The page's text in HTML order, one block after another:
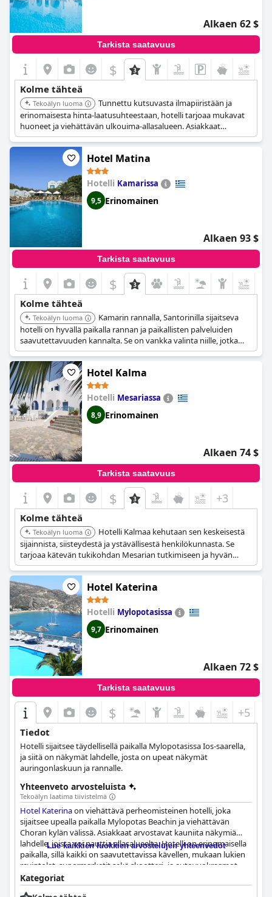
Alkaen 62 $
Tarkista saatavuus
$
Kolme tähteä
Tekoälyn luoma
Tunnettu kutsuvasta ilmapiiristään ja
erinomaisesta hinta-laatusuhteestaan, hotelli tarjoaa mukavat
huoneet ja viehättävän ulkouima-allasalueen. Asiakkaat
arvostavat huomaavaista palvelua ja puhtaita tiloja.
Hotel Matina
Hotelli Kamarissa
9,5 Erinomainen
Alkaen 93 $
Tarkista saatavuus
$
Kolme tähteä
Tekoälyn luoma
Kamarin rannalla, Santorinilla sijaitseva
hotelli on hyvällä paikalla rannan ja paikallisten palveluiden
saavutettavuuden kannalta. Se on vankka valinta niille, jotka
haluavat nauttia rannasta ja paikallisista nähtävyyksistä.
Hotel Kalma
Hotelli Mesariassa
8,9 Erinomainen
Alkaen 74 $
Tarkista saatavuus
$ +3
Kolme tähteä
Tekoälyn luoma
Hotelli Kalmaa kehutaan sen keskeisestä
sijainnista, siisteydestä ja ystävällisestä henkilökunnasta. Se
tarjoaa kätevän tukikohdan Mesarian tutkimiseen ja hyvän
vastineen hinnalleen.
Hotel Katerina
Hotelli Mylopotasissa
9,7 Erinomainen
Alkaen 72 $
Tarkista saatavuus
$ +5
Tiedot
Hotelli sijaitsee täydellisellä paikalla Mylopotasissa Ios-saarella,
ja siitä on näkymät lahdelle, josta on upeat näkymät
auringonlaskuun ja rannalle.
Yhteenveto arvosteluista
Tekoälyn laatima tiivistelmä
Hotel Katerinaon viehättävä perheomisteinen hotelli, joka
sijaitsee upealla paikalla Mylopotas Beachin ja viehättävän
Choran kylän välissä. Asiakkaat arvostavat kauniita näkymiä
lahdelle, joista voi nauttia allasalueelta. Hotelli on erinomaisella
paikalla, sillä kaikki on saavutettavissa kävellen, mukaan lukien
ravintolat, supermarketit sekä skootteri- ja autovuokraamot.
Hotellin aamiainen on herkullinen ja vastavalmistettu, ja
jokainen ruokalaji valmistetaan rakkaudella. Huoneet ovat
Lue kaikkien luokkien arvostelujen yhteenvedot
Kategoriat